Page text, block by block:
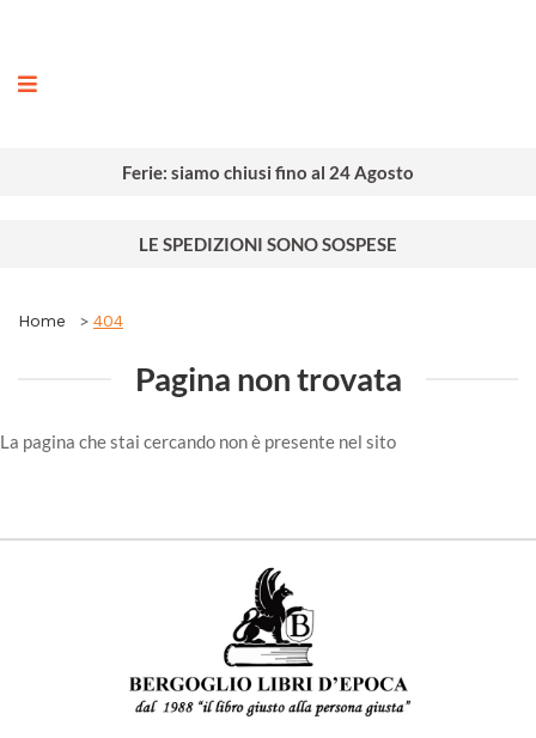
Ferie: siamo chiusi fino al 24 Agosto
LE SPEDIZIONI SONO SOSPESE
Home 404
Pagina non trovata
La pagina che stai cercando non è presente nel sito